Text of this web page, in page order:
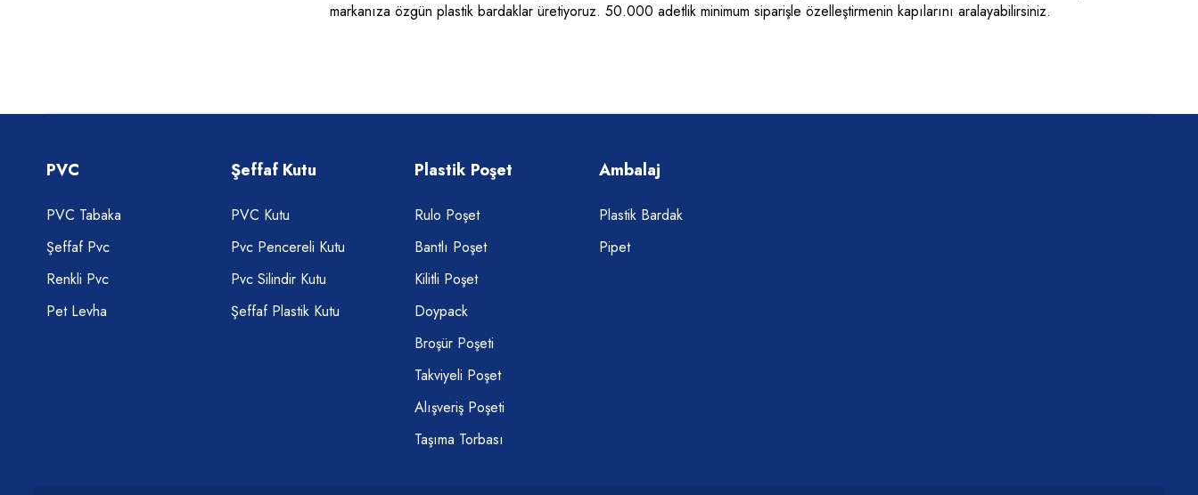
markanıza özgün plastik bardaklar üretiyoruz. 50.000 adetlik minimum siparişle özelleştirmenin kapılarını aralayabilirsiniz.
PVC
PVC Tabaka
Şeffaf Pvc
Renkli Pvc
Pet Levha
Şeffaf Kutu
PVC Kutu
Pvc Pencereli Kutu
Pvc Silindir Kutu
Şeffaf Plastik Kutu
Plastik Poşet
Rulo Poşet
Bantlı Poşet
Kilitli Poşet
Doypack
Broşür Poşeti
Takviyeli Poşet
Alışveriş Poşeti
Taşıma Torbası
Ambalaj
Plastik Bardak
Pipet